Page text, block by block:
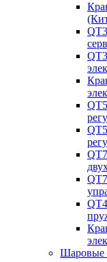
Шаровые